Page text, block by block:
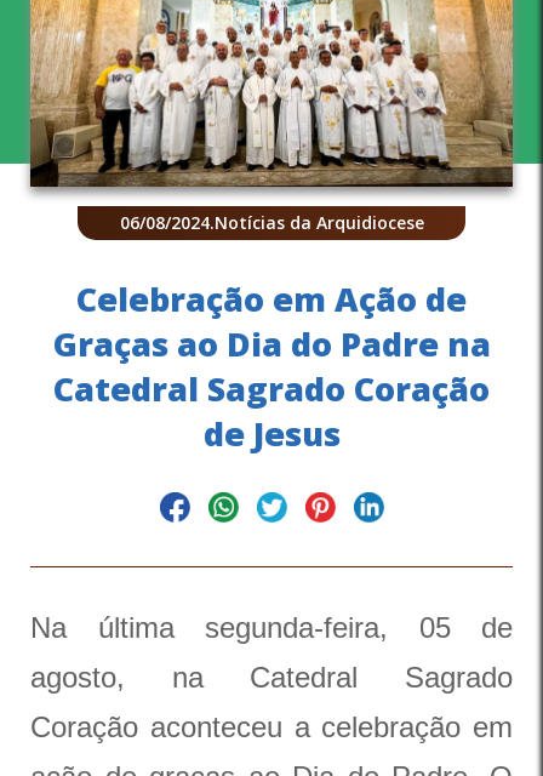
06/08/2024.Notícias da Arquidiocese
Celebração em Ação de
Graças ao Dia do Padre na
Catedral Sagrado Coração
de Jesus
Na última segunda-feira, 05 de
agosto, na Catedral Sagrado
Coração aconteceu a celebração em